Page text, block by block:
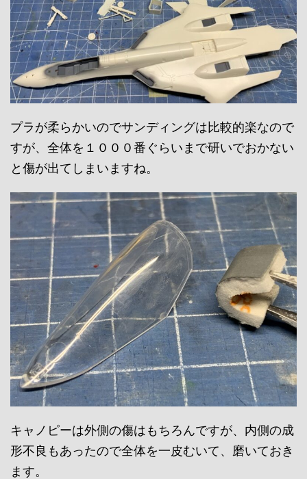
プラが柔らかいのでサンディングは比較的楽なので
すが、全体を１０００番ぐらいまで研いでおかない
と傷が出てしまいますね。
キャノピーは外側の傷はもちろんですが、内側の成
形不良もあったので全体を一皮むいて、磨いておき
ます。